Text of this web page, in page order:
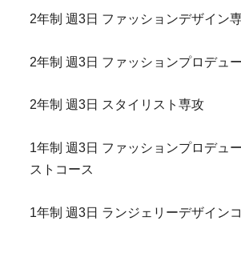
2年制 週3日 ファッションデザイン
2年制 週3日 ファッションプロデュ
2年制 週3日 スタイリスト専攻
1年制 週3日 ファッションプロデュ
ストコース
1年制 週3日 ランジェリーデザイン